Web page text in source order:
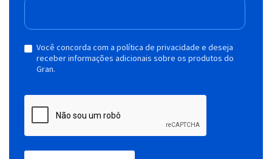
Você concorda com a política de privacidade e deseja
receber informações adicionais sobre os produtos do
Gran.